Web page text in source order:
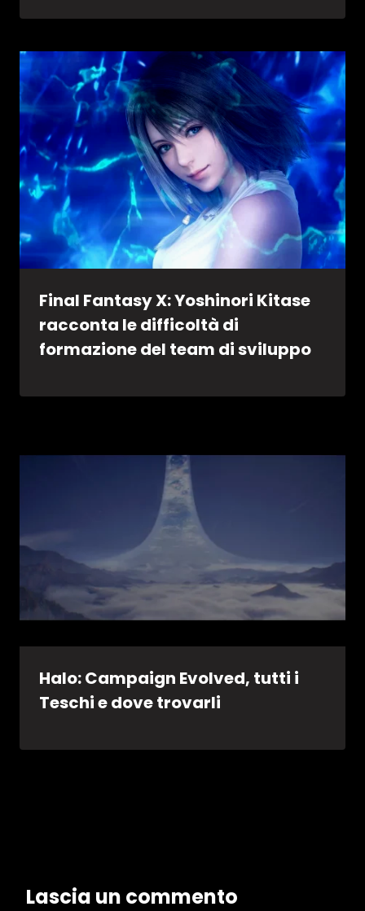
Final Fantasy X: Yoshinori Kitase
racconta le difficoltà di
formazione del team di sviluppo
Halo: Campaign Evolved, tutti i
Teschi e dove trovarli
Lascia un commento